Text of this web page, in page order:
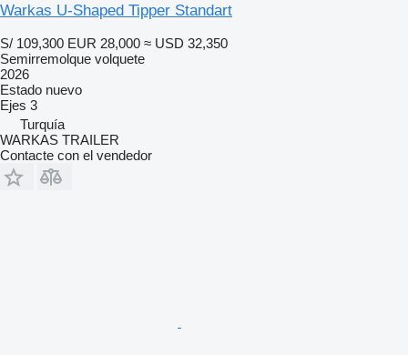
Warkas U-Shaped Tipper Standart
S/ 109,300 EUR 28,000 ≈ USD 32,350
Semirremolque volquete
2026
Estado nuevo
Ejes 3
Turquía
WARKAS TRAILER
Contacte con el vendedor